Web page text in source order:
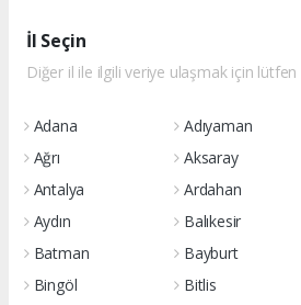
İl Seçin
Diğer il ile ilgili veriye ulaşmak için lütfen
Adana Adıyaman
Ağrı
Aksaray
Antalya
Ardahan
Aydın
Balıkesir
Batman
Bayburt
Bingöl
Bitlis